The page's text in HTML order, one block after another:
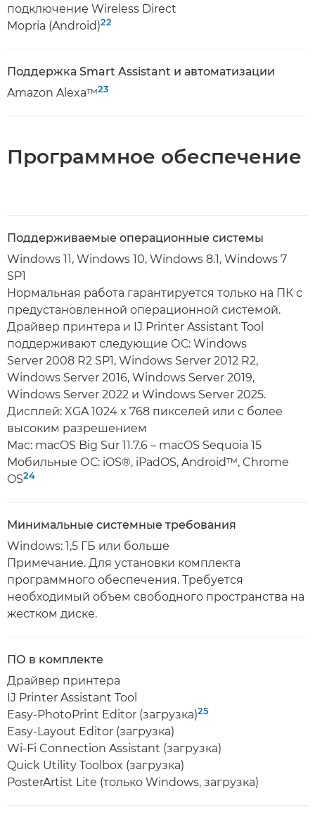
подключение Wireless Direct
Mopria (Android)22
Поддержка Smart Assistant и автоматизации
Amazon Alexa™23
Программное обеспечение
Поддерживаемые операционные системы
Windows 11, Windows 10, Windows 8.1, Windows 7
SP1
Нормальная работа гарантируется только на ПК с
предустановленной операционной системой.
Драйвер принтера и IJ Printer Assistant Tool
поддерживают следующие ОС: Windows
Server 2008 R2 SP1, Windows Server 2012 R2,
Windows Server 2016, Windows Server 2019,
Windows Server 2022 и Windows Server 2025.
Дисплей: XGA 1024 x 768 пикселей или с более
высоким разрешением
Mac: macOS Big Sur 11.7.6 – macOS Sequoia 15
Мобильные ОС: iOS®, iPadOS, Android™, Chrome
OS24
Минимальные системные требования
Windows: 1,5 ГБ или больше
Примечание. Для установки комплекта
программного обеспечения. Требуется
необходимый объем свободного пространства на
жестком диске.
ПО в комплекте
Драйвер принтера
IJ Printer Assistant Tool
Easy-PhotoPrint Editor (загрузка)25
Easy-Layout Editor (загрузка)
Wi-Fi Connection Assistant (загрузка)
Quick Utility Toolbox (загрузка)
PosterArtist Lite (только Windows, загрузка)